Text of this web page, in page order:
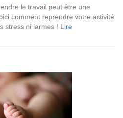
le travail peut être une
comment reprendre votre activité
stress ni larmes ! Lire